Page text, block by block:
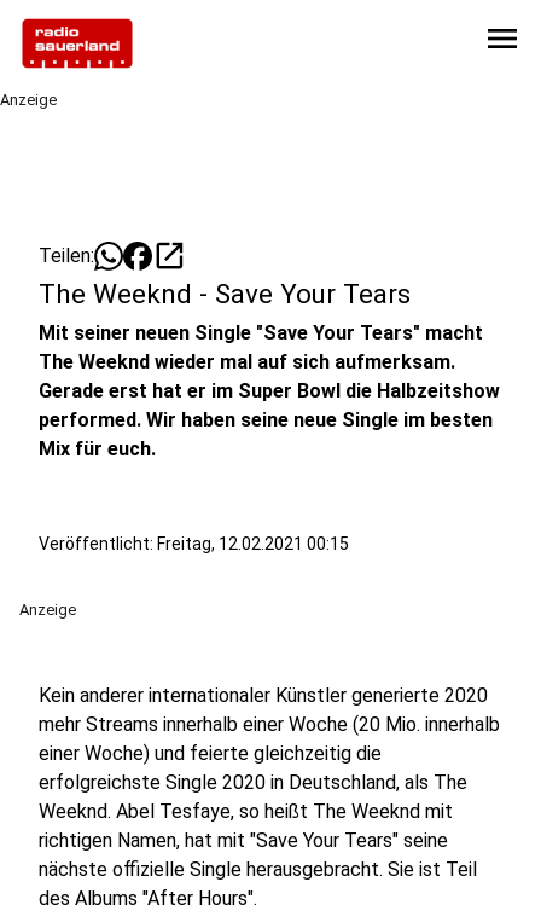
menu
Anzeige
Teilen: open_in_new
The Weeknd - Save Your Tears
Mit seiner neuen Single "Save Your Tears" macht
The Weeknd wieder mal auf sich aufmerksam.
Gerade erst hat er im Super Bowl die Halbzeitshow
performed. Wir haben seine neue Single im besten
Mix für euch.
Veröffentlicht: Freitag, 12.02.2021 00:15
Anzeige
Kein anderer internationaler Künstler generierte 2020
mehr Streams innerhalb einer Woche (20 Mio. innerhalb
einer Woche) und feierte gleichzeitig die
erfolgreichste Single 2020 in Deutschland, als The
Weeknd. Abel Tesfaye, so heißt The Weeknd mit
richtigen Namen, hat mit "Save Your Tears" seine
nächste offizielle Single herausgebracht. Sie ist Teil
des Albums "After Hours".